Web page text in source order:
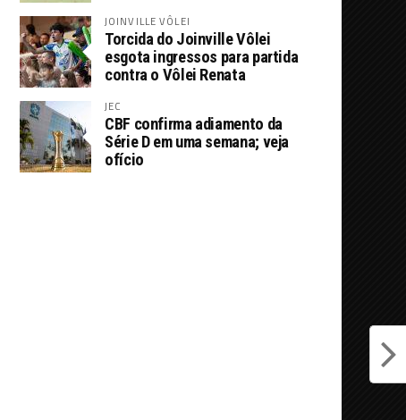
JOINVILLE VÔLEI
Torcida do Joinville Vôlei
esgota ingressos para partida
contra o Vôlei Renata
JEC
CBF confirma adiamento da
Série D em uma semana; veja
ofício